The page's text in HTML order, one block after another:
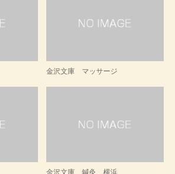
金沢文庫 マッサージ